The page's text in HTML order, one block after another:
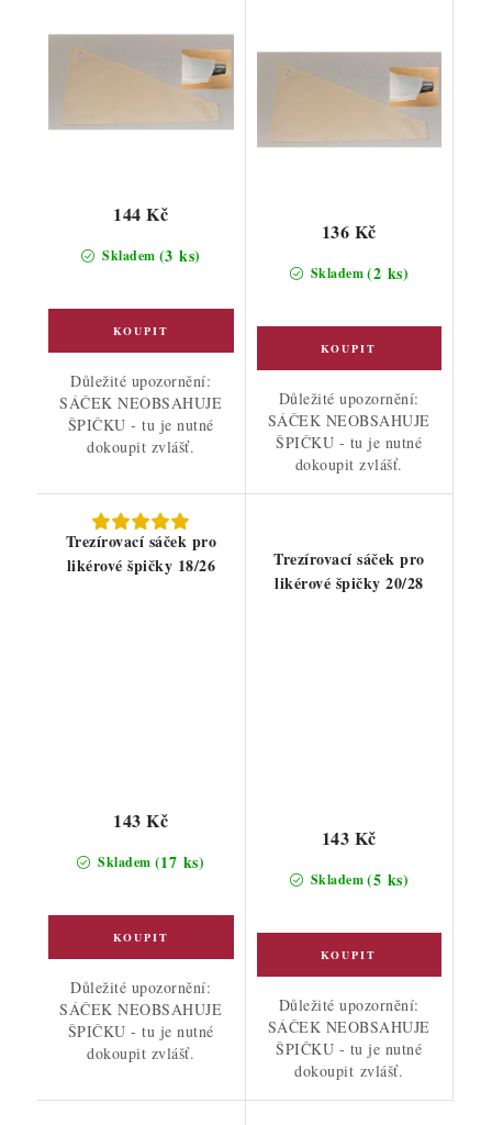
Skladem (3 ks)
144 Kč
Důležité upozornění:
SÁČEK NEOBSAHUJE
ŠPIČKU - tu je nutné
dokoupit zvlášť.
Skladem(2 ks)
136 Kč
Důležité upozornění:
SÁČEK NEOBSAHUJE
ŠPIČKU - tu je nutné
dokoupit zvlášť.
Trezírovací sáček pro
likérové špičky 18/26
Skladem (17 ks)
143 Kč
Důležité upozornění:
SÁČEK NEOBSAHUJE
ŠPIČKU - tu je nutné
dokoupit zvlášť.
Trezírovací sáček pro
likérové špičky 20/28
Skladem(5 ks)
143 Kč
Důležité upozornění:
SÁČEK NEOBSAHUJE
ŠPIČKU - tu je nutné
dokoupit zvlášť.